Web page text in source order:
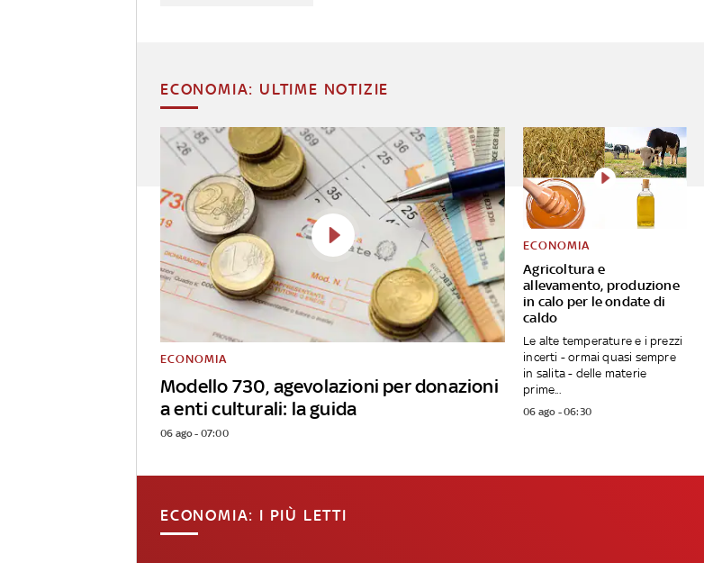
ECONOMIA: ULTIME NOTIZIE
Modello 730, agevolazioni per donazioni
a enti culturali: la guida
ECONOMIA
06 ago - 07:00
Agricoltura e
allevamento, produzione
in calo per le ondate di
caldo
ECONOMIA
Le alte temperature e i prezzi
incerti - ormai quasi sempre
in salita - delle materie
prime...
06 ago - 06:30
ECONOMIA: I PIÙ LETTI